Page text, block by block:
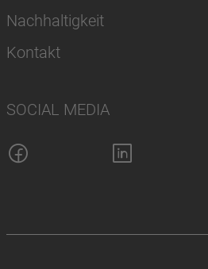
Nachhaltigkeit
Kontakt
SOCIAL MEDIA